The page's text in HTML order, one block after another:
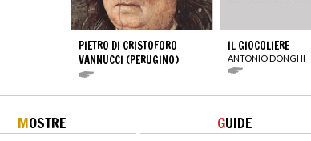
PIETRO DI CRISTOFORO
VANNUCCI (PERUGINO)
IL GIOCOLIERE
ANTONIO DONGHI
MOSTRE GUIDE